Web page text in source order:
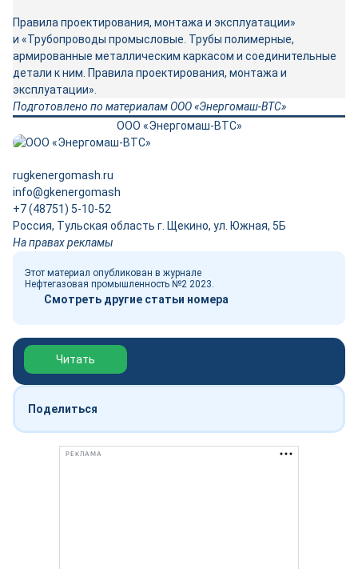
Правила проектирования, монтажа и эксплуатации»
и «Трубопроводы промысловые. Трубы полимерные,
армированные металлическим каркасом и соединительные
детали к ним. Правила проектирования, монтажа и
эксплуатации».
Подготовлено по материалам ООО «Энергомаш-ВТС»
ООО «Энергомаш-ВТС»
rugkenergomash.ru
info@gkenergomash
+7 (48751) 5-10-52
Россия, Тульская область г. Щекино, ул. Южная, 5Б
На правах рекламы
Этот материал опубликован в журнале
Нефтегазовая промышленность №2 2023.
Смотреть другие статьи номера
Читать
Поделиться
РЕКЛАМА